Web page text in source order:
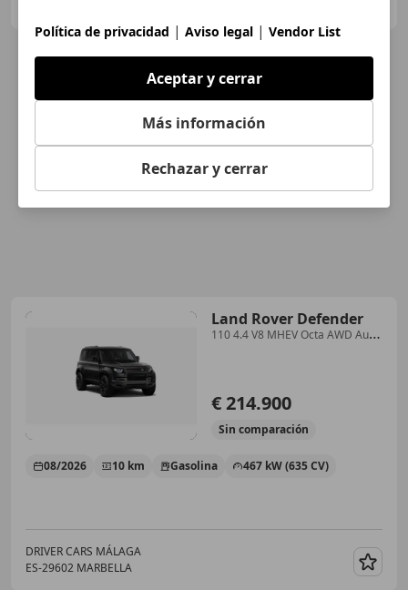
Land Rover Defender
110 4.4 V8 MHEV Octa AWD Aut.
€ 214.900
Sin comparación
08/2026 10 km Gasolina 467 kW (635 CV)
DRIVER CARS MÁLAGA
ES-29602 MARBELLA
Política de privacidad | Aviso legal | Vendor List
Aceptar y cerrar
Más información
Rechazar y cerrar